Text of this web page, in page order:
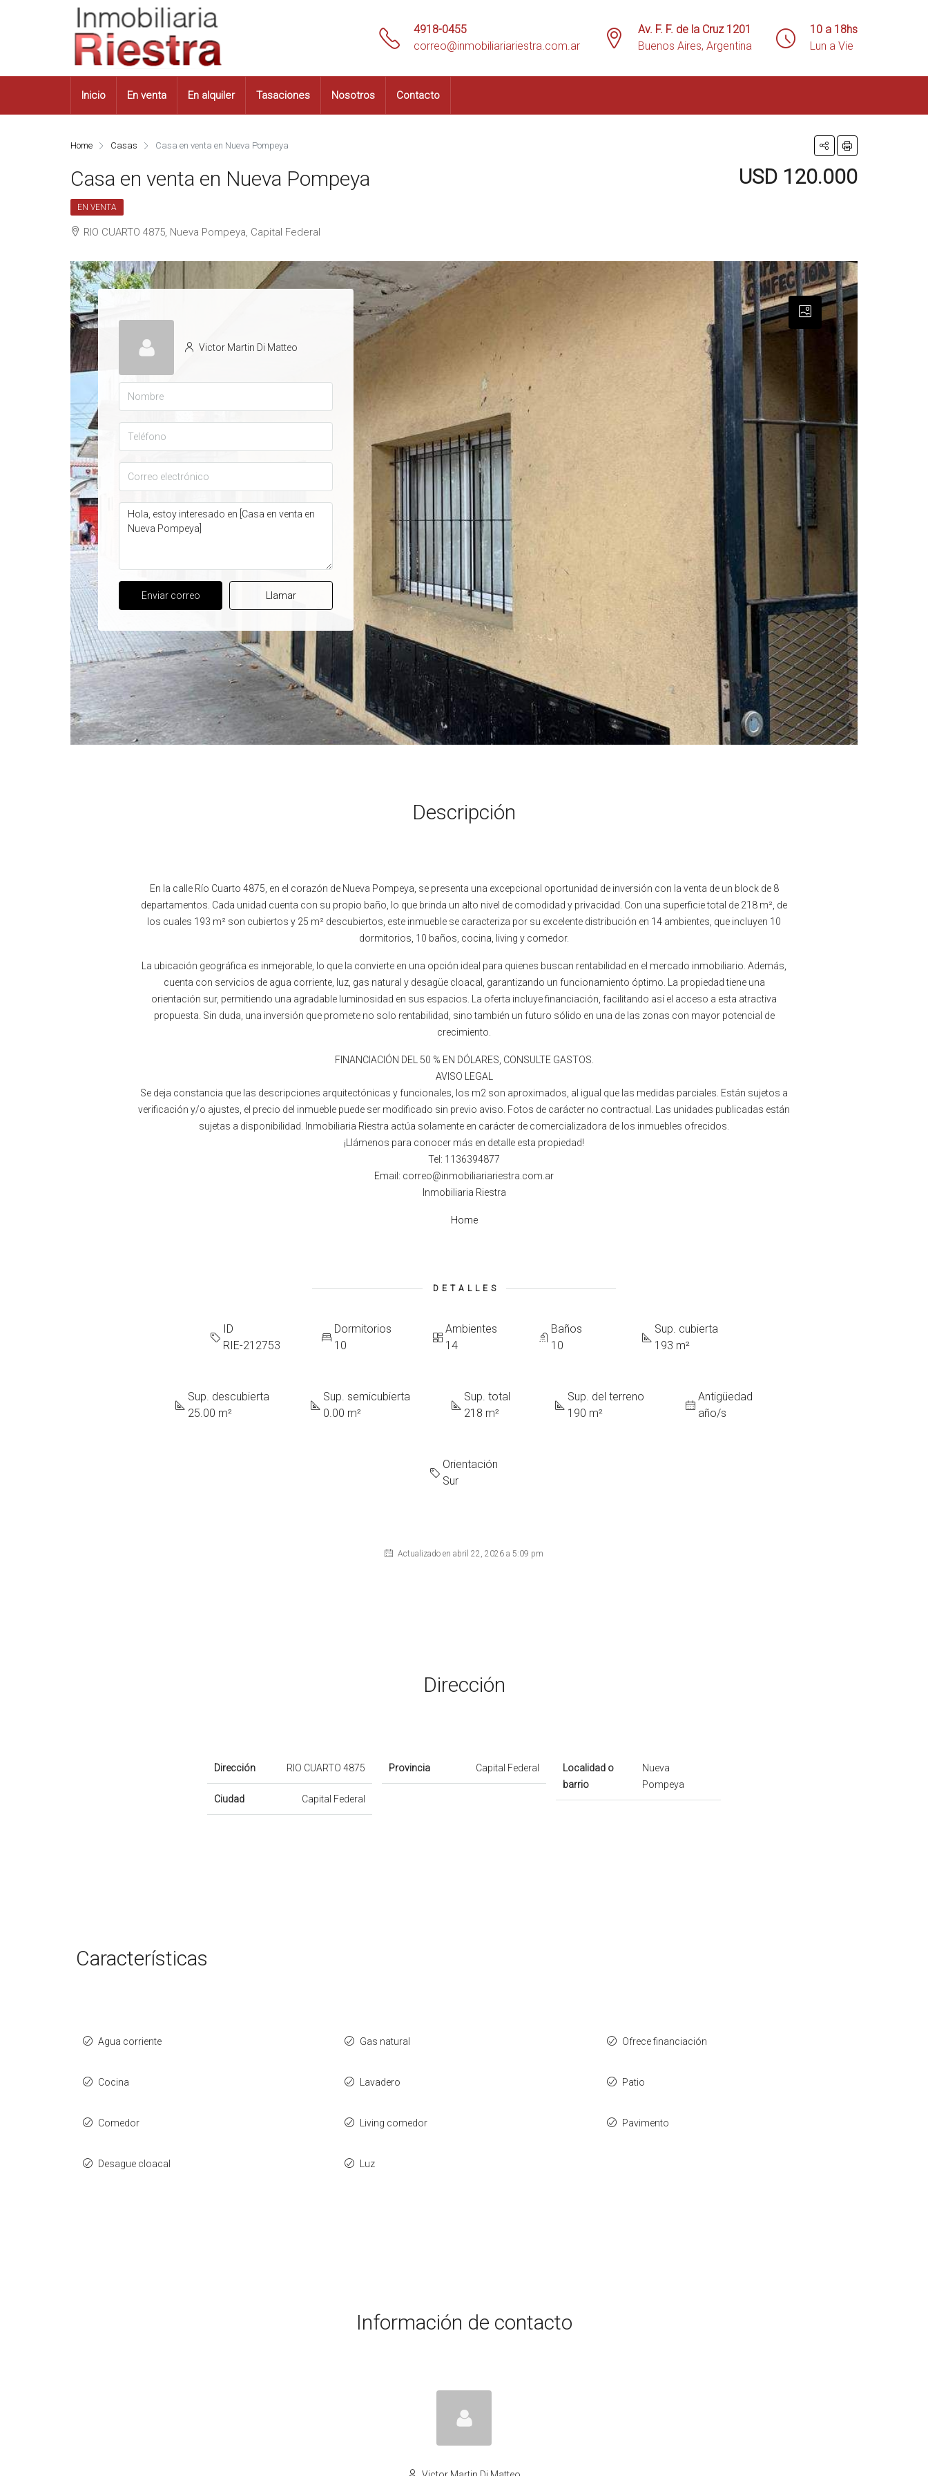
4918-0455
correo@inmobiliariariestra.com.ar
Av. F. F. de la Cruz 1201
Buenos Aires, Argentina
10 a 18hs
Lun a Vie
Inicio En venta En alquiler Tasaciones Nosotros Contacto
Home Casas Casa en venta en Nueva Pompeya
Casa en venta en Nueva Pompeya USD 120.000
EN VENTA
RIO CUARTO 4875, Nueva Pompeya, Capital Federal
Victor Martin Di Matteo
Enviar correo Llamar
Descripción
En la calle Río Cuarto 4875, en el corazón de Nueva Pompeya, se presenta una excepcional oportunidad de inversión con la venta de un block de 8
departamentos. Cada unidad cuenta con su propio baño, lo que brinda un alto nivel de comodidad y privacidad. Con una superficie total de 218 m², de
los cuales 193 m² son cubiertos y 25 m² descubiertos, este inmueble se caracteriza por su excelente distribución en 14 ambientes, que incluyen 10
dormitorios, 10 baños, cocina, living y comedor.
La ubicación geográfica es inmejorable, lo que la convierte en una opción ideal para quienes buscan rentabilidad en el mercado inmobiliario. Además,
cuenta con servicios de agua corriente, luz, gas natural y desagüe cloacal, garantizando un funcionamiento óptimo. La propiedad tiene una
orientación sur, permitiendo una agradable luminosidad en sus espacios. La oferta incluye financiación, facilitando así el acceso a esta atractiva
propuesta. Sin duda, una inversión que promete no solo rentabilidad, sino también un futuro sólido en una de las zonas con mayor potencial de
crecimiento.
FINANCIACIÓN DEL 50 % EN DÓLARES, CONSULTE GASTOS.
AVISO LEGAL
Se deja constancia que las descripciones arquitectónicas y funcionales, los m2 son aproximados, al igual que las medidas parciales. Están sujetos a
verificación y/o ajustes, el precio del inmueble puede ser modificado sin previo aviso. Fotos de carácter no contractual. Las unidades publicadas están
sujetas a disponibilidad. Inmobiliaria Riestra actúa solamente en carácter de comercializadora de los inmuebles ofrecidos.
¡Llámenos para conocer más en detalle esta propiedad!
Tel: 1136394877
Email: correo@inmobiliariariestra.com.ar
Inmobiliaria Riestra
Home
DETALLES
ID
RIE-212753
Dormitorios
10
Ambientes
14
Baños
10
Sup. cubierta
193 m²
Sup. descubierta
25.00 m²
Sup. semicubierta
0.00 m²
Sup. total
218 m²
Sup. del terreno
190 m²
Antigüedad
año/s
Orientación
Sur
Actualizado en abril 22, 2026 a 5:09 pm
Dirección
Dirección RIO CUARTO 4875
Ciudad Capital Federal
Provincia Capital Federal
Localidad o
barrio
Nueva
Pompeya
Características
Agua corriente
Cocina
Comedor
Desague cloacal
Gas natural
Lavadero
Living comedor
Luz
Ofrece financiación
Patio
Pavimento
Información de contacto